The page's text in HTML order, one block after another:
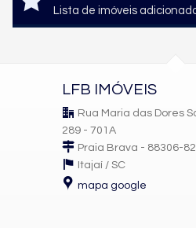
Lista de imóveis
LFB IMÓVEIS
Rua Maria das Dores
289 - 701A
Praia Brava - 88306-
Itajaí / SC
mapa google